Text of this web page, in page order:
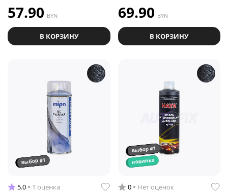
57.90 BYN
В КОРЗИНУ
69.90 BYN
В КОРЗИНУ
выбор #1
5.0 1 оценка
выбор #1
новинка
0 Нет оценок